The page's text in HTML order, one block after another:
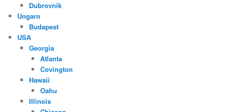
Dubrovnik
Ungarn
Budapest
USA
Georgia
Atlanta
Covington
Hawaii
Oahu
Illinois